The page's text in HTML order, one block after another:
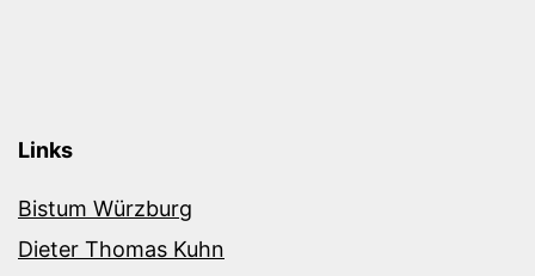
Links
Bistum Würzburg
Dieter Thomas Kuhn